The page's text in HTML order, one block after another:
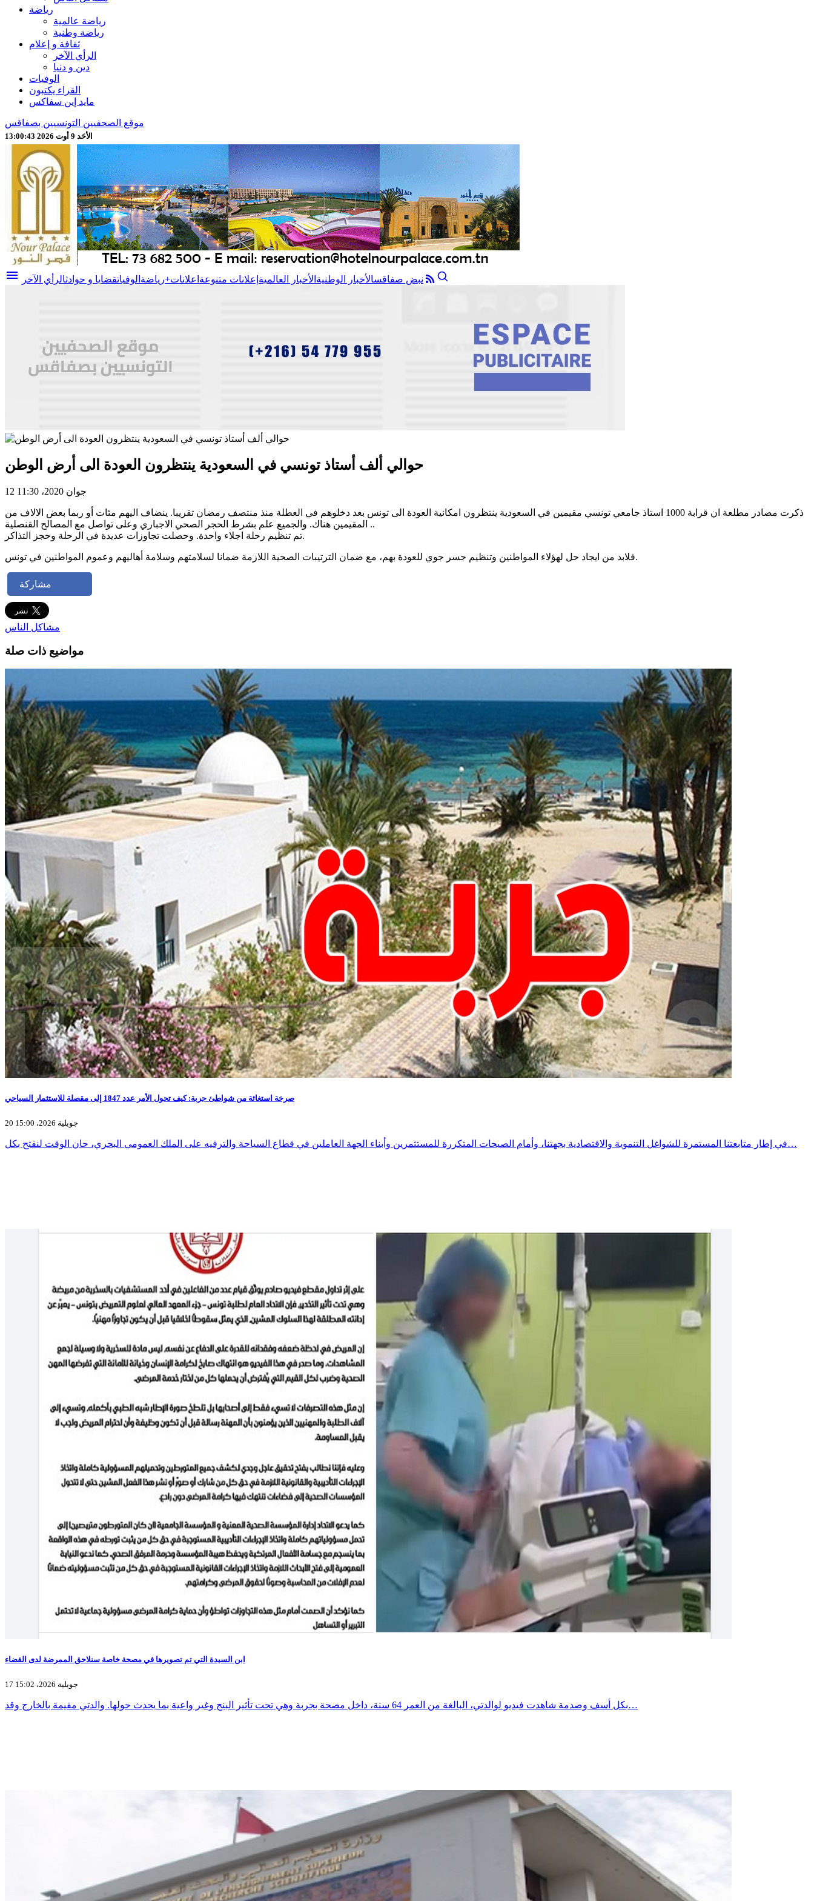
رياضة
رياضة عالمية
رياضة وطنية
ثقافة و إعلام
الرأي الآخر
دين و دنيا
الوفيات
القراء يكتبون
مايد إين سفاكس
موقع الصحفيين التونسيين بصفاقس
الأحَد 9 أوت 2026 13:00:45
menu نبض صفاقسالأخبار الوطنية الأخبار العالمية إعلانات متنوعة اعلانات+رياضة الوفياتقضايا و حوادثالرأي الآخر
حوالي ألف أستاذ تونسي في السعودية ينتظرون العودة الى أرض الوطن
12 جوان 2020، 11:30
ذكرت مصادر مطلعة ان قرابة 1000 استاذ جامعي تونسي مقيمين في السعودية ينتظرون امكانية العودة الى تونس بعد دخلوهم في العطلة منذ منتصف رمضان تقريبا. ينضاف اليهم مئات أو ربما بعض الالاف من
المقيمين هناك. والجميع علم بشرط الحجر الصحي الاجباري وعلى تواصل مع المصالح القنصلية ..
تم تنظيم رحلة اجلاء واحدة. وحصلت تجاوزات عديدة في الرحلة وحجز التذاكر.
فلابد من ايجاد حل لهؤلاء المواطنين وتنظيم جسر جوي للعودة بهم، مع ضمان الترتيبات الصحية اللازمة ضمانا لسلامتهم وسلامة أهاليهم وعموم المواطنين في تونس.
مشاركة
مشاكل الناس
مواضيع ذات صلة
صرخة استغاثة من شواطئ جربة: كيف تحول الأمر عدد 1847 إلى مقصلة للاستثمار السياحي
20 جويلية 2026، 15:00
​​في إطار متابعتنا المستمرة للشواغل التنموية والاقتصادية بجهتنا، وأمام الصيحات المتكررة للمستثمرين وأبناء الجهة العاملين في قطاع السياحة والترفيه على الملك العمومي البحري، حان الوقت لنفتح بكل…
ابن السيدة التي تم تصويرها في مصحة خاصة سنلاحق الممرضة لدى القضاء
17 جويلية 2026، 15:02
بكل أسف وصدمة شاهدت فيديو لوالدتي، البالغة من العمر 64 سنة، داخل مصحة بجربة وهي تحت تأثير البنج وغير واعية بما يحدث حولها. والدتي مقيمة بالخارج وقد…